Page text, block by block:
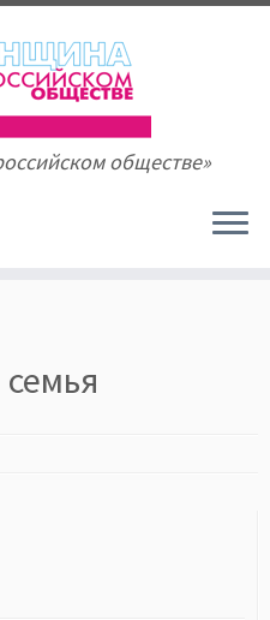
обществе»